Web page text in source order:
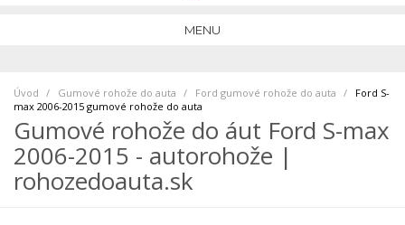
MENU
Úvod Gumové rohože do auta Ford gumové rohože do auta
Ford S-
max 2006-2015 gumové rohože do auta
Gumové rohože do áut Ford S-max
2006-2015 - autorohože |
rohozedoauta.sk